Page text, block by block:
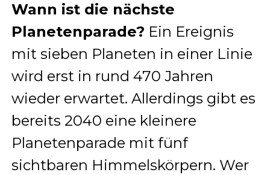
Wann ist die nächste
Planetenparade? Ein Ereignis
mit sieben Planeten in einer Linie
wird erst in rund 470 Jahren
wieder erwartet. Allerdings gibt es
bereits 2040 eine kleinere
Planetenparade mit fünf
sichtbaren Himmelskörpern. Wer